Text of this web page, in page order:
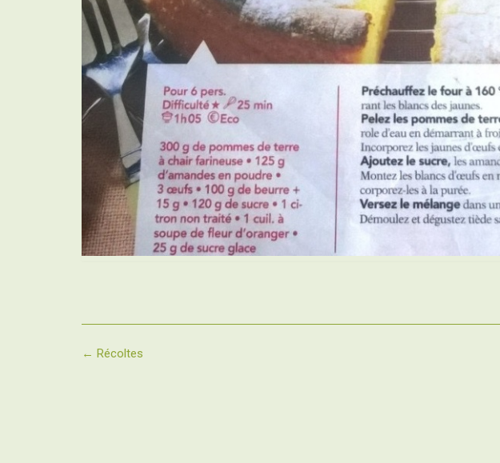
Post
← Récoltes